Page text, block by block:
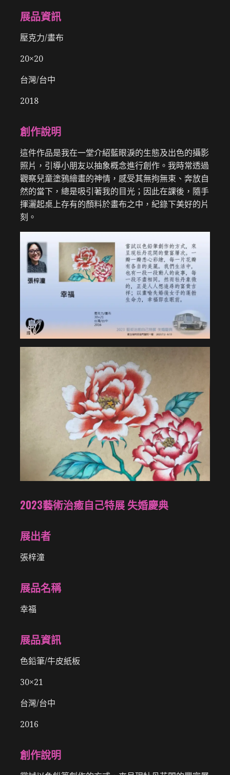
展品資訊
壓克力/畫布
20×20
台灣/台中
2018
創作說明
這件作品是我在一堂介紹藍眼淚的生態及出色的攝影
照片，引導小朋友以抽象概念進行創作。我時常透過
觀察兒童塗鴉繪畫的神情，感受其無拘無束、奔放自
然的當下，總是吸引著我的目光；因此在課後，隨手
揮灑起桌上存有的顏料於畫布之中，紀錄下美好的片
刻。
2023藝術治癒自己特展 失婚慶典
展出者
張梓潼
展品名稱
幸福
展品資訊
色鉛筆/牛皮紙板
30×21
台灣/台中
2016
創作說明